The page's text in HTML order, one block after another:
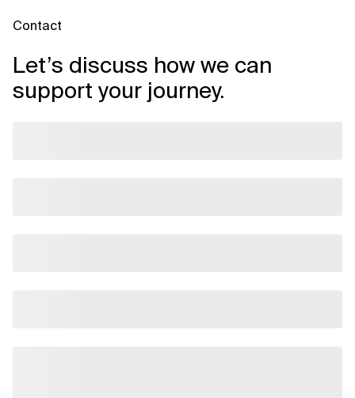
Contact
Let’s discuss how we can
support your journey.